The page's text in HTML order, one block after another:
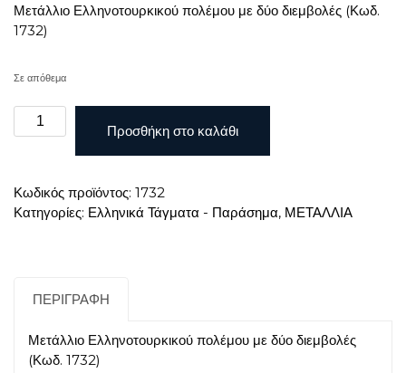
Μετάλλιο Ελληνοτουρκικού πολέμου με δύο διεμβολές (Κωδ.
1732)
Σε απόθεμα
Μετάλλιο
Ελληνοτουρκικού
δύο
διεμβολές
Προσθήκη στο καλάθι
Κωδικός προϊόντος: 1732
Κατηγορίες: Ελληνικά Τάγματα - Παράσημα, ΜΕΤΑΛΛΙΑ
ΠΕΡΙΓΡΑΦΉ
Μετάλλιο Ελληνοτουρκικού πολέμου με δύο διεμβολές
(Κωδ. 1732)